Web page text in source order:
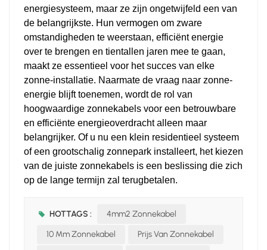
energiesysteem, maar ze zijn ongetwijfeld een van
de belangrijkste. Hun vermogen om zware
omstandigheden te weerstaan, efficiënt energie
over te brengen en tientallen jaren mee te gaan,
maakt ze essentieel voor het succes van elke
zonne-installatie. Naarmate de vraag naar zonne-
energie blijft toenemen, wordt de rol van
hoogwaardige zonnekabels voor een betrouwbare
en efficiënte energieoverdracht alleen maar
belangrijker. Of u nu een klein residentieel systeem
of een grootschalig zonnepark installeert, het kiezen
van de juiste zonnekabels is een beslissing die zich
op de lange termijn zal terugbetalen.
HOTTAGS : 4mm2 Zonnekabel
10 Mm Zonnekabel Prijs Van Zonnekabel